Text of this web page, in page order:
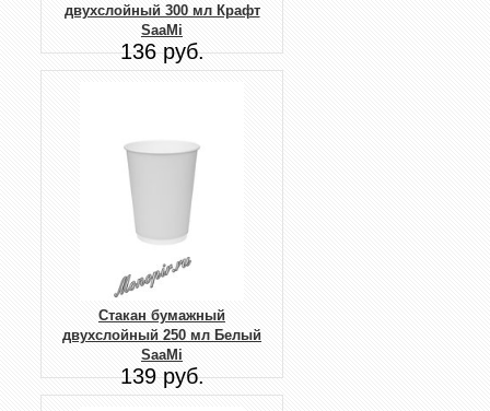
двухслойный 300 мл Крафт
SaaMi
136 руб.
Стакан бумажный
двухслойный 250 мл Белый
SaaMi
139 руб.